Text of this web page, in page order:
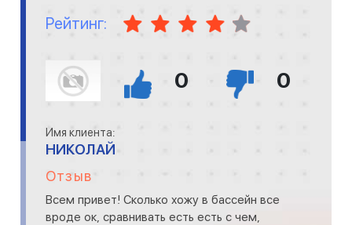
Рейтинг:
0 0
Имя клиента:
НИКОЛАЙ
Отзыв
Всем привет! Сколько хожу в бассейн все
вроде ок, сравнивать есть есть с чем,